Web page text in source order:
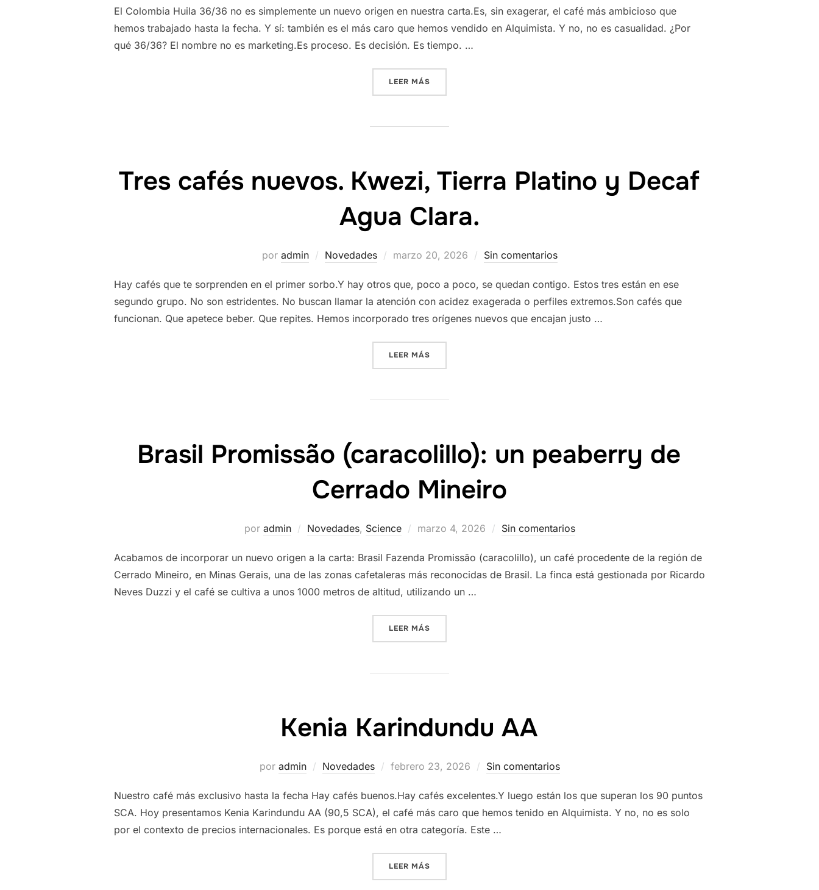
El Colombia Huila 36/36 no es simplemente un nuevo origen en nuestra carta.Es, sin exagerar, el café más ambicioso que
hemos trabajado hasta la fecha. Y sí: también es el más caro que hemos vendido en Alquimista. Y no, no es casualidad. ¿Por
qué 36/36? El nombre no es marketing.Es proceso. Es decisión. Es tiempo. …
LEER MÁS
Tres cafés nuevos. Kwezi, Tierra Platino y Decaf
Agua Clara.
por admin Novedades
Publicado
marzo 20, 2026 Sin comentarios
Hay cafés que te sorprenden en el primer sorbo.Y hay otros que, poco a poco, se quedan contigo. Estos tres están en ese
segundo grupo. No son estridentes. No buscan llamar la atención con acidez exagerada o perfiles extremos.Son cafés que
funcionan. Que apetece beber. Que repites. Hemos incorporado tres orígenes nuevos que encajan justo …
LEER MÁS
Brasil Promissão (caracolillo): un peaberry de
Cerrado Mineiro
por admin Novedades, Science
Publicado
marzo 4, 2026 Sin comentarios
Acabamos de incorporar un nuevo origen a la carta: Brasil Fazenda Promissão (caracolillo), un café procedente de la región de
Cerrado Mineiro, en Minas Gerais, una de las zonas cafetaleras más reconocidas de Brasil. La finca está gestionada por Ricardo
Neves Duzzi y el café se cultiva a unos 1000 metros de altitud, utilizando un …
LEER MÁS
Kenia Karindundu AA
por admin Novedades
Publicado
febrero 23, 2026 Sin comentarios
Nuestro café más exclusivo hasta la fecha Hay cafés buenos.Hay cafés excelentes.Y luego están los que superan los 90 puntos
SCA. Hoy presentamos Kenia Karindundu AA (90,5 SCA), el café más caro que hemos tenido en Alquimista. Y no, no es solo
por el contexto de precios internacionales. Es porque está en otra categoría. Este …
LEER MÁS